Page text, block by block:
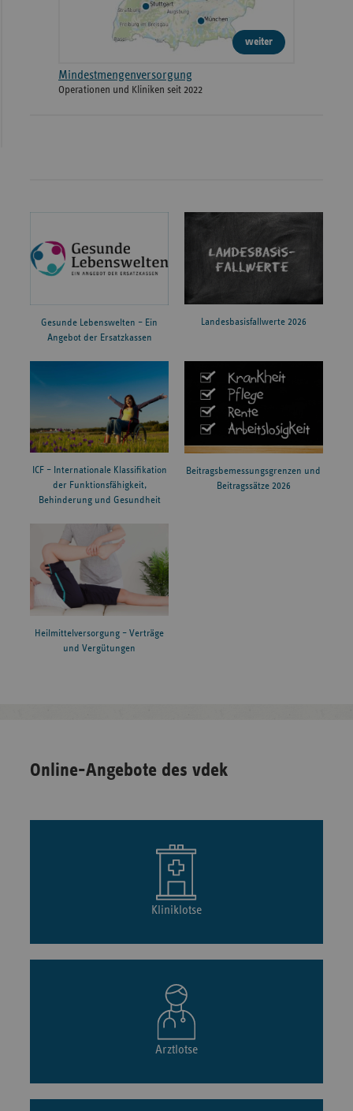
weiter
Mindestmengenversorgung
Operationen und Kliniken seit 2022
Gesunde Lebenswelten – Ein
Angebot der Ersatzkassen
Landesbasisfallwerte 2026
ICF – Internationale Klassifikation
der Funktionsfähigkeit,
Behinderung und Gesundheit
Beitragsbemessungsgrenzen und
Beitragssätze 2026
Heilmittelversorgung – Verträge
und Vergütungen
Online-Angebote des vdek
Kliniklotse
Arztlotse